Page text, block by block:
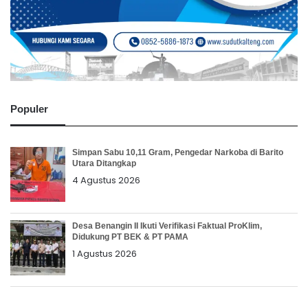
Populer
Simpan Sabu 10,11 Gram, Pengedar Narkoba di Barito
Utara Ditangkap
4 Agustus 2026
Desa Benangin II Ikuti Verifikasi Faktual ProKlim,
Didukung PT BEK & PT PAMA
1 Agustus 2026